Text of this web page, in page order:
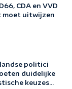
CDA en VVD
moet uitwijzen
politici
duidelijke
keuzes